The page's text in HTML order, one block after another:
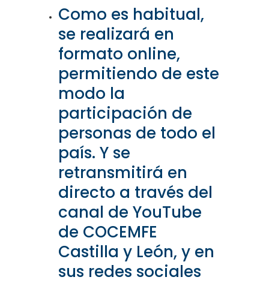
Como es habitual,
se realizará en
formato online,
permitiendo de este
modo la
participación de
personas de todo el
país. Y se
retransmitirá en
directo a través del
canal de YouTube
de COCEMFE
Castilla y León, y en
sus redes sociales